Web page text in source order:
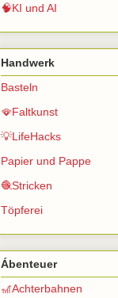
🧠KI und AI
Handwerk
Basteln
🪭Faltkunst
💡LifeHacks
Papier und Pappe
🧶Stricken
Töpferei
Ábenteuer
🎢Achterbahnen